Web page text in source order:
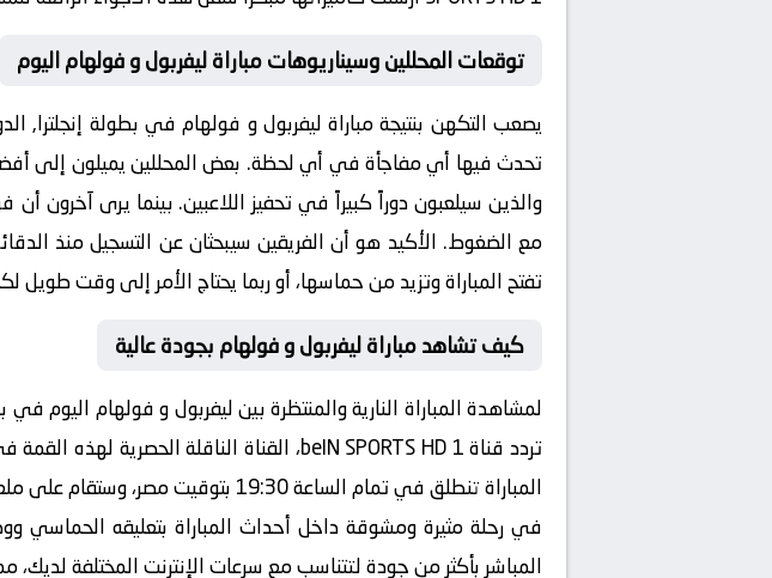
توقعات المحللين وسيناريوهات مباراة ليفربول و فولهام اليوم
يصعب التكهن بنتيجة مباراة ليفربول و فولهامفي بطولة إنجلترا,
تحدث فيها أي مفاجأة في أي لحظة. بعض المحللين يميلون إلى
والذين سيلعبون دوراً كبيراً في تحفيز اللاعبين. بينما يرى آخرون
مع الضغوط. الأكيد هو أن الفريقين سيبحثان عن التسجيل منذ
تفتح المباراة وتزيد من حماسها، أو ربما يحتاج الأمر إلى وقت
كيف تشاهد مباراة ليفربول و فولهام بجودة عالية
لمشاهدة المباراة النارية والمنتظرة بينليفربول و فولهام اليوم في
تردد قناةbeIN SPORTS HD 1، القناة الناقلة الحصرية لهذه
المباراة تنطلق في تمام الساعة19:30 بتوقيت مصر، وستقام على
في رحلة مثيرة ومشوقة داخل أحداث المباراة بتعليقه
المباشر بأكثر من جودة لتتناسب مع سرعات الإنترنت المختلفة